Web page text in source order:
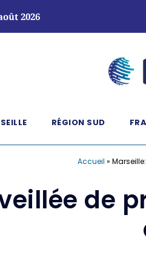
2026
RÉGION SUD
Accueil »
de